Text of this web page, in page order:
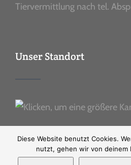
Tiervermittlung nach tel.
Unser Standort
Diese Website benutzt Cookies.
nutzt, gehen wir von deinem